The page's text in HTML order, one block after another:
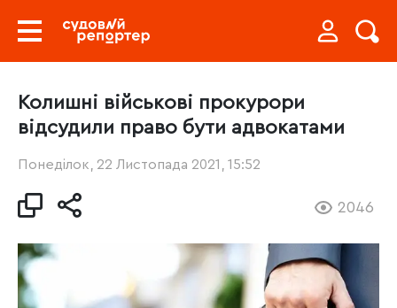
Колишні військові прокурори
відсудили право бути адвокатами
Понеділок, 22 Листопада 2021, 15:52
2046